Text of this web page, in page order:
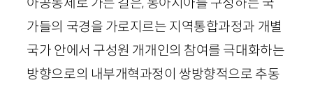
가들의 국경을 가로지르는 지역통합과정과 개별
국가 안에서 구성원 개개인의 참여를 극대화하는
방향으로의 내부개혁과정이 쌍방향적으로 추동